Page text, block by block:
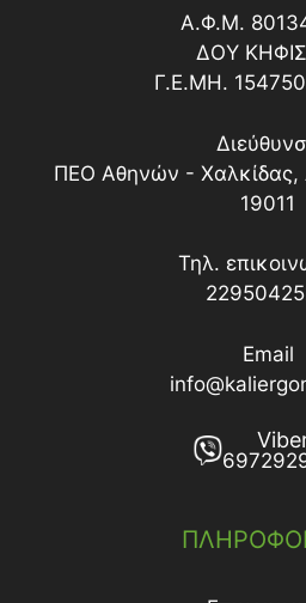
Α.Φ.Μ.
ΔΟY
Γ.Ε.ΜΗ.
ΠΕΟ Αθηνών - Χαλκίδας,
19011
Τηλ.
Email